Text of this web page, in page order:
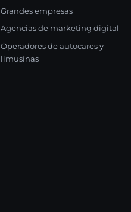
Grandes empresas
Agencias de marketing digital
Operadores de autocares y
limusinas